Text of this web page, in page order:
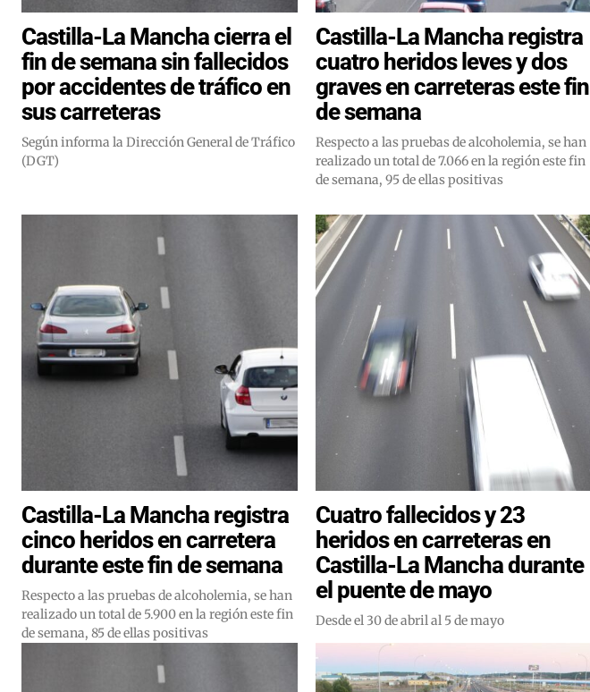
Castilla-La Mancha cierra el
fin de semana sin fallecidos
por accidentes de tráfico en
sus carreteras
Según informa la Dirección General de Tráfico
(DGT)
Castilla-La Mancha registra
cuatro heridos leves y dos
graves en carreteras este fin
de semana
Respecto a las pruebas de alcoholemia, se han
realizado un total de 7.066 en la región este fin
de semana, 95 de ellas positivas
Castilla-La Mancha registra
cinco heridos en carretera
durante este fin de semana
Respecto a las pruebas de alcoholemia, se han
realizado un total de 5.900 en la región este fin
de semana, 85 de ellas positivas
Cuatro fallecidos y 23
heridos en carreteras en
Castilla-La Mancha durante
el puente de mayo
Desde el 30 de abril al 5 de mayo